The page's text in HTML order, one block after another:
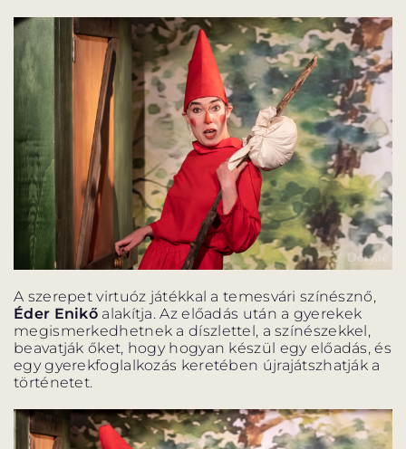
A szerepet virtuóz játékkal a temesvári színésznő,
Éder Enikő alakítja. Az előadás után a gyerekek
megismerkedhetnek a díszlettel, a színészekkel,
beavatják őket, hogy hogyan készül egy előadás, és
egy gyerekfoglalkozás keretében újrajátszhatják a
történetet.